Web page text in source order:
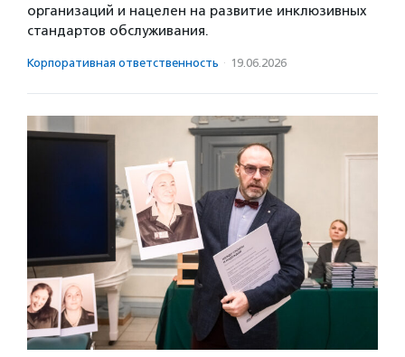
организаций и нацелен на развитие инклюзивных
стандартов обслуживания.
Корпоративная ответственность · 19.06.2026